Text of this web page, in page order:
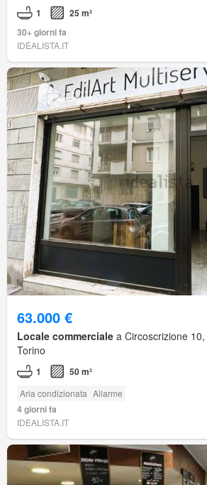
1
25 m²
30+ giorni fa
IDEALISTA.IT
63.000 €
Locale commerciale a Circoscrizione
Torino
1 50 m²
Aria condizionata Allarme
4 giorni fa
IDEALISTA.IT